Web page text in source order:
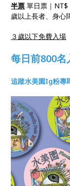
半票 單日票｜
歲以上長者、身心
３歲以下免費入場
每日前800
追蹤水美園Ig粉專